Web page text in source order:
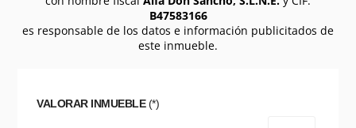
B47583166
es responsable de los datos e información publicitados de
este inmueble.
VALORAR INMUEBLE(*)